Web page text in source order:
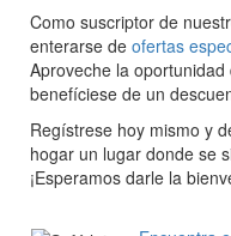
Como suscriptor de
enterarse de ofertas
Aproveche la
benefíciese de un
Regístrese hoy mismo y
hogar un lugar donde se
¡Esperamos darle la